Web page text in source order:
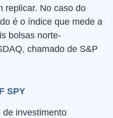
replicar. No caso do
é o índice que mede a
bolsas norte-
chamado de S&P
SPY
de investimento